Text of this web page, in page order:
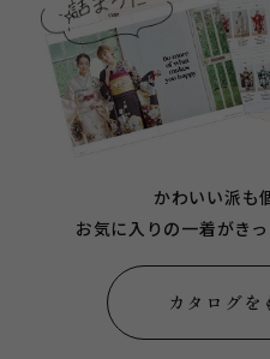
かわいい派も
お気に入りの一着がきっ
カタログを